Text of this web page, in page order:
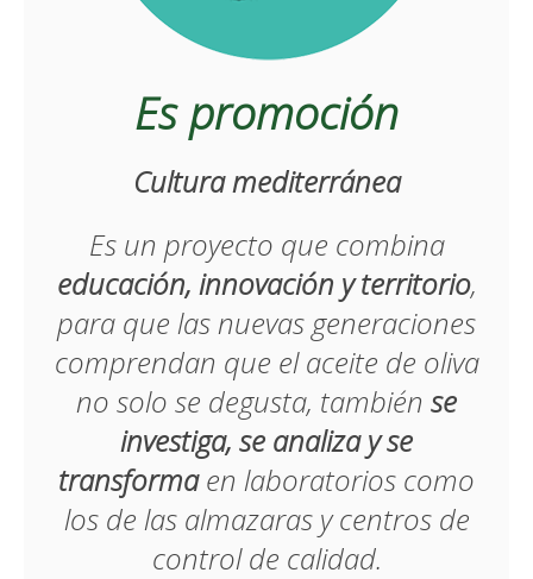
Es promoción
Cultura mediterránea
Es un proyecto que combina
educación, innovación y territorio,
para que las nuevas generaciones
comprendan que el aceite de oliva
no solo se degusta, también se
investiga, se analiza y se
transformaen laboratorios como
los de las almazaras y centros de
control de calidad.